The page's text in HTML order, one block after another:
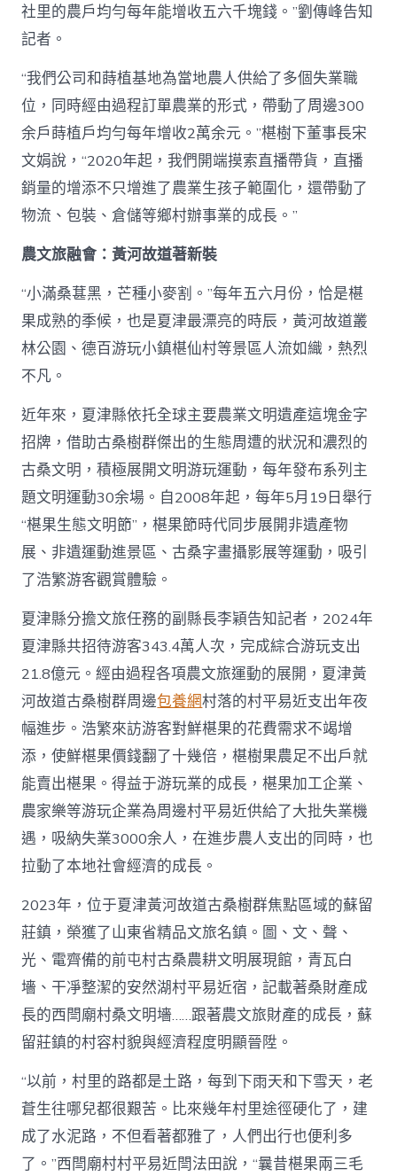
社里的農戶均勻每年能增收五六千塊錢。”劉傳峰告知
記者。
“我們公司和蒔植基地為當地農人供給了多個失業職
位，同時經由過程訂單農業的形式，帶動了周邊300
余戶蒔植戶均勻每年增收2萬余元。”椹樹下董事長宋
文娟說，“2020年起，我們開端摸索直播帶貨，直播
銷量的增添不只增進了農業生孩子範圍化，還帶動了
物流、包裝、倉儲等鄉村辦事業的成長。”
農文旅融會：黃河故道著新裝
“小滿桑葚黑，芒種小麥割。”每年五六月份，恰是椹
果成熟的季候，也是夏津最漂亮的時辰，黃河故道叢
林公園、德百游玩小鎮椹仙村等景區人流如織，熱烈
不凡。
近年來，夏津縣依托全球主要農業文明遺產這塊金字
招牌，借助古桑樹群傑出的生態周遭的狀況和濃烈的
古桑文明，積極展開文明游玩運動，每年發布系列主
題文明運動30余場。自2008年起，每年5月19日舉行
“椹果生態文明節”，椹果節時代同步展開非遺產物
展、非遺運動進景區、古桑字畫攝影展等運動，吸引
了浩繁游客觀賞體驗。
夏津縣分擔文旅任務的副縣長李穎告知記者，2024年
夏津縣共招待游客343.4萬人次，完成綜合游玩支出
21.8億元。經由過程各項農文旅運動的展開，夏津黃
河故道古桑樹群周邊包養網村落的村平易近支出年夜
幅進步。浩繁來訪游客對鮮椹果的花費需求不竭增
添，使鮮椹果價錢翻了十幾倍，椹樹果農足不出戶就
能賣出椹果。得益于游玩業的成長，椹果加工企業、
農家樂等游玩企業為周邊村平易近供給了大批失業機
遇，吸納失業3000余人，在進步農人支出的同時，也
拉動了本地社會經濟的成長。
2023年，位于夏津黃河故道古桑樹群焦點區域的蘇留
莊鎮，榮獲了山東省精品文旅名鎮。圖、文、聲、
光、電齊備的前屯村古桑農耕文明展現館，青瓦白
墻、干凈整潔的安然湖村平易近宿，記載著桑財產成
長的西閆廟村桑文明墻……跟著農文旅財產的成長，蘇
留莊鎮的村容村貌與經濟程度明顯晉陞。
“以前，村里的路都是土路，每到下雨天和下雪天，老
蒼生往哪兒都很艱苦。比來幾年村里途徑硬化了，建
成了水泥路，不但看著都雅了，人們出行也便利多
了。”西閆廟村村平易近閆法田說，“曩昔椹果兩三毛